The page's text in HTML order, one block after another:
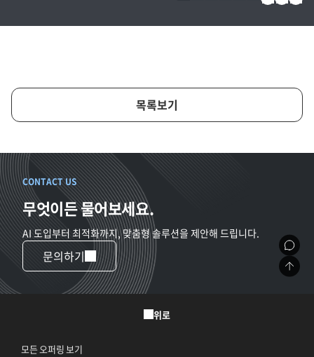
목록보기
CONTACT US
무엇이든 물어보세요.
AI 도입부터 최적화까지, 맞춤형 솔루션을 제안해 드립니다.
문의하기
위로
모든 오퍼링 보기